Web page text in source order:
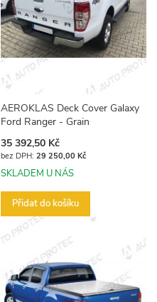
AEROKLAS Deck Cover Galaxy
Ford Ranger - Grain
35 392,50 Kč
29 250,00 Kč
SKLADEM U NÁS
Přidat do košíku